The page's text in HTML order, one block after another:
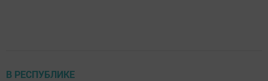
В РЕСПУБЛИКЕ